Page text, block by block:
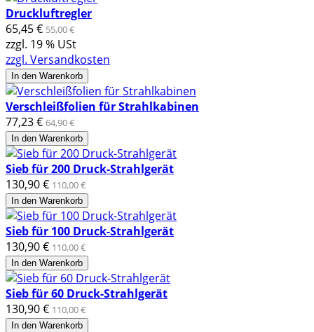
Druckluftregler
65,45 € 55,00 €
zzgl. 19 % USt
zzgl. Versandkosten
In den Warenkorb
Verschleißfolien für Strahlkabinen
77,23 € 64,90 €
In den Warenkorb
Sieb für 200 Druck-Strahlgerät
130,90 € 110,00 €
In den Warenkorb
Sieb für 100 Druck-Strahlgerät
130,90 € 110,00 €
In den Warenkorb
Sieb für 60 Druck-Strahlgerät
130,90 € 110,00 €
In den Warenkorb